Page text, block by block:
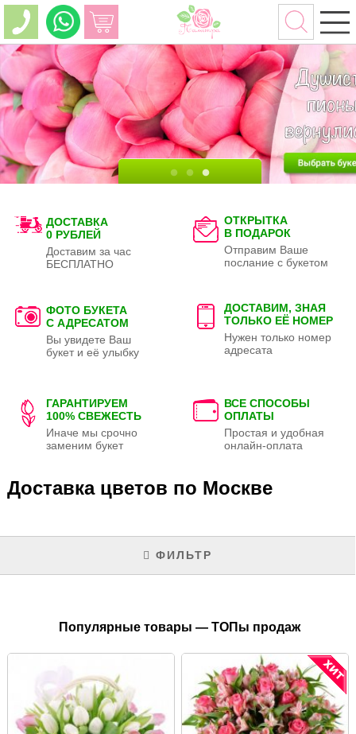
ДОСТАВКА
0 РУБЛЕЙ
Доставим за час
БЕСПЛАТНО
ОТКРЫТКА
В ПОДАРОК
Отправим Ваше
послание с букетом
ФОТО БУКЕТА
С АДРЕСАТОМ
Вы увидете Ваш
букет и её улыбку
ДОСТАВИМ, ЗНАЯ
ТОЛЬКО ЕЁ НОМЕР
Нужен только номер
адресата
ГАРАНТИРУЕМ
100% СВЕЖЕСТЬ
Иначе мы срочно
заменим букет
ВСЕ СПОСОБЫ
ОПЛАТЫ
Простая и удобная
онлайн-оплата
Доставка цветов по Москве
ФИЛЬТР
Популярные товары — ТОПы продаж